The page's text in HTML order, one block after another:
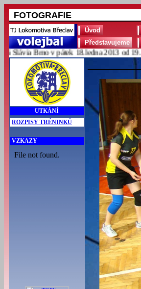
FOTOGRAFIE
Úvod
Představujeme
Brno v pátek 18.ledna 2013 od 19.00
UTKÁNÍ
ROZPISY TRÉNINKŮ
VZKAZY